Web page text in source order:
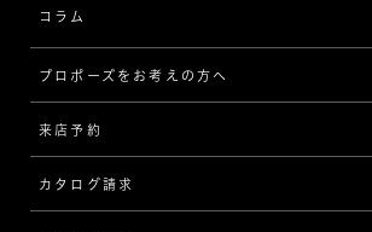
[セッテイングから選ぶ]
ソリテール
ワンサイドメレ
ダブルサイドメレ
コラム
インタビュー
指輪
ダイヤモンド
プロポーズをお考えの方へ
来店予約
カタログ請求